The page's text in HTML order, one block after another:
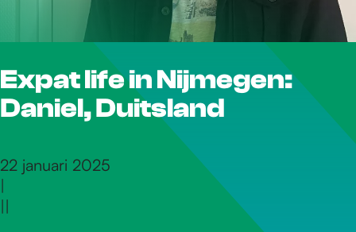
r
d
e
Expat life in Nijmegen:
Daniel, Duitsland
22 januari 2025
|
||